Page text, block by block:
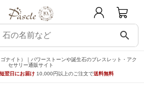
search
ナイト）｜パワーストーンや誕生石のブレスレット・アク
セサリー通販サイト
翌日にお届け 10,000円以上のご注文で送料無料